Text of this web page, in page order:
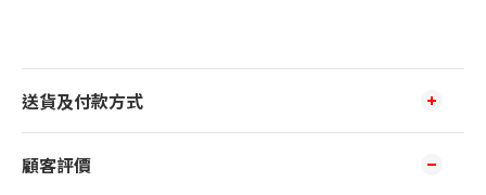
送貨及付款方式
顧客評價